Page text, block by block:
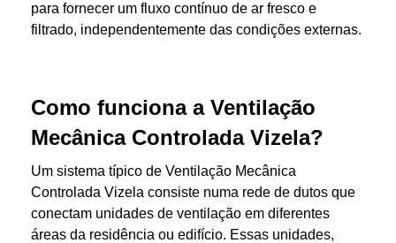
para fornecer um fluxo contínuo de ar fresco e
filtrado, independentemente das condições externas.
Como funciona a Ventilação
Mecânica Controlada Vizela?
Um sistema típico de Ventilação Mecânica
Controlada Vizela consiste numa rede de dutos que
conectam unidades de ventilação em diferentes
áreas da residência ou edifício. Essas unidades,